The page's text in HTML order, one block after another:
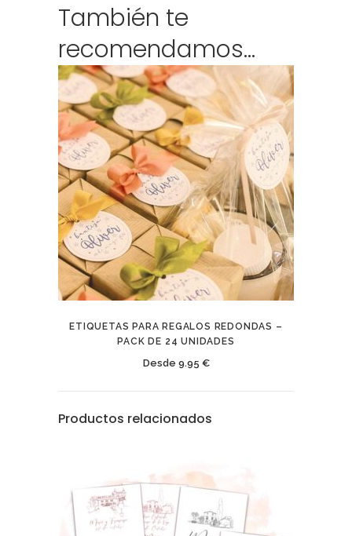
También te
recomendamos…
ETIQUETAS PARA REGALOS REDONDAS –
PACK DE 24 UNIDADES
Desde 9.95 €
Productos relacionados